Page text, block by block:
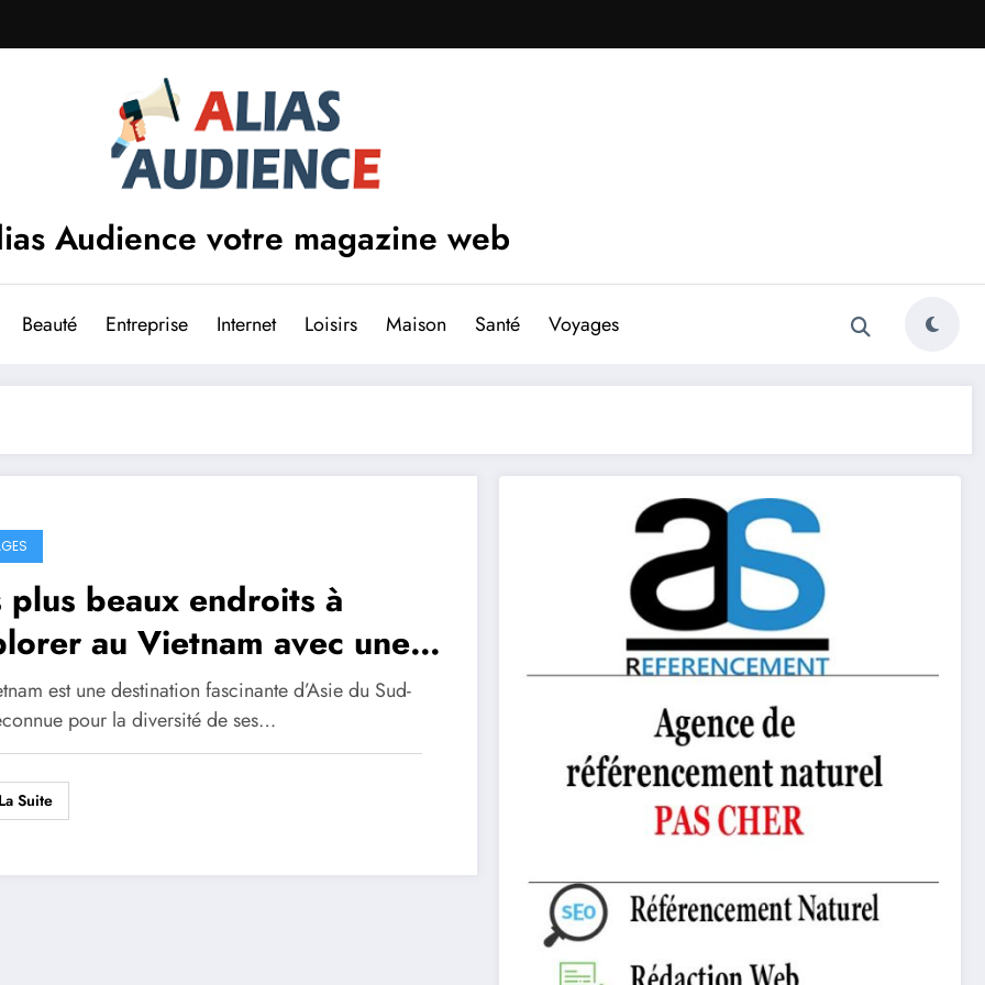
Audience votre magazine web
Beauté Entreprise Internet Loisirs Maison Santé Voyages
plus beaux endroits à
au Vietnam avec une
de voyage locale
est une destination fascinante d’Asie du Sud-
pour la diversité de ses…
Suite